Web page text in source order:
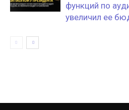
функций по
увеличил ее